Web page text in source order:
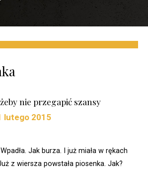
nie przegapić szansy
lutego 2015
Jak burza. I już miała w rękach
z wiersza powstała piosenka. Jak?